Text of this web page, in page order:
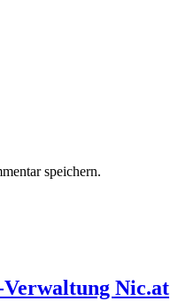
speichern.
Nic.at